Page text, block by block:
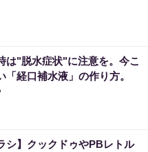
は"脱水症状"に注意を。今こ
「経口補水液」の作り方。
シ】クックドゥやPBレトル